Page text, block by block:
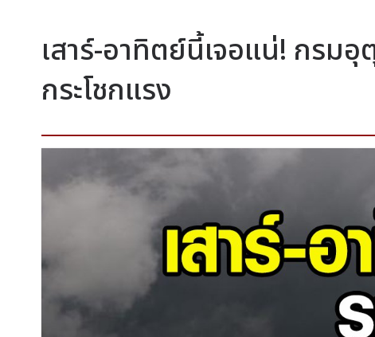
เสาร์-อาทิตย์นี้เจอแน่! กรม
กระโชกแรง